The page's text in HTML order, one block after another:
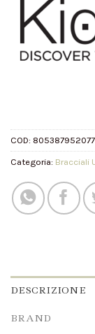
COD:
Categoria: Bracciali
DESCRIZIONE
BRAND